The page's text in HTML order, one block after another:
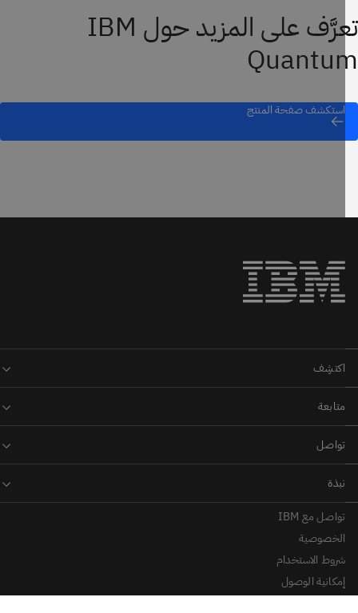
تعرَّف على المزيد حول IBM
استكشف صفحة المنتج
تواصل مع IBM
الخصوصية
شروط الاستخدام
إمكانية الوصول